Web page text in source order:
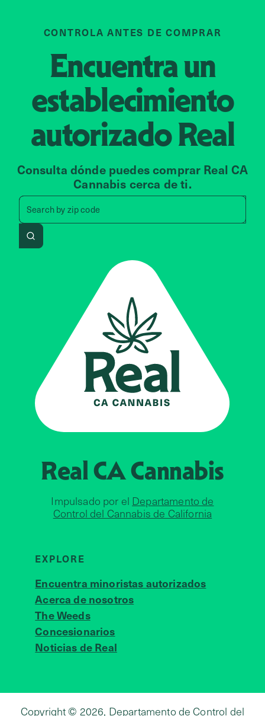
CONTROLA ANTES DE COMPRAR
Encuentra un
establecimiento
autorizadoReal
Consulta dónde puedes comprar Real CA
Cannabis cerca de ti.
Search byzip code
Search by zip code, address,
Search
Real CACannabis
Impulsado por el Departamento de
Control del Cannabis de California
EXPLORE
Encuentra minoristas autorizados
Acerca de nosotros
The Weeds
Concesionarios
Noticias de Real
Copyright © 2026, Departamento de Control del